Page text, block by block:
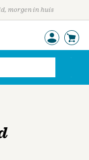
morgen in huis